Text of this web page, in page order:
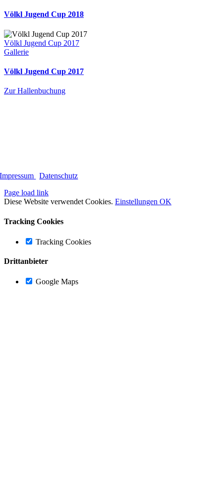
Völkl Jugend Cup 2018
Völkl Jugend Cup 2017
Gallerie
Völkl Jugend Cup 2017
Zur Hallenbuchung
Impressum
Datenschutz
Page load link
Diese Website verwendet Cookies. Einstellungen OK
Tracking Cookies
Tracking Cookies
Drittanbieter
Google Maps